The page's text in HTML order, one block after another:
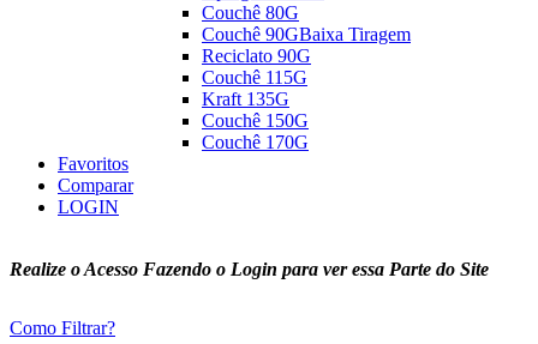
Couchê 80G
Couchê 90GBaixa Tiragem
Reciclato 90G
Couchê 115G
Kraft 135G
Couchê 150G
Couchê 170G
Favoritos
Comparar
LOGIN
Realize o Acesso Fazendo o Login para ver essa Parte do Site
Como Filtrar?